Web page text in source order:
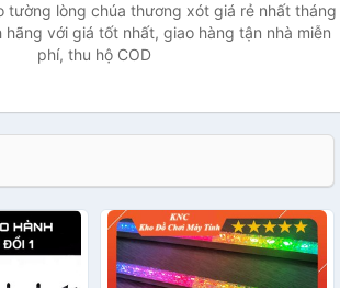
tường lòng chúa thương xót giá rẻ nhất tháng
với giá tốt nhất, giao hàng tận nhà miễn
phí, thu hộ COD